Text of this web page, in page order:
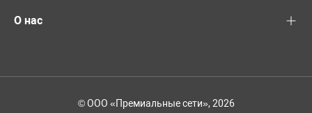
О нас
© ООО «Премиальные сети», 2026